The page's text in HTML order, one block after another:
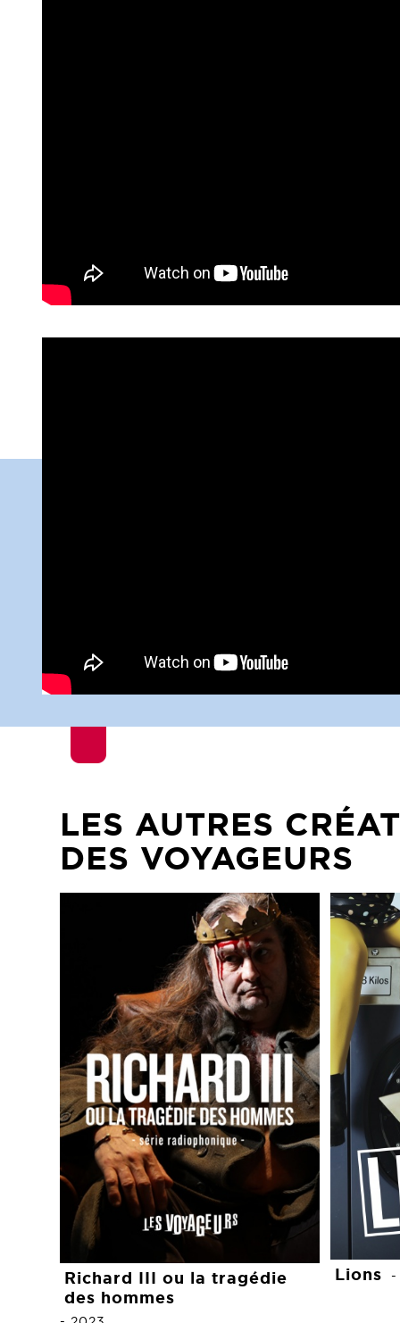
LES AUTRES
DES VOYAGEURS
Richard III ou la tragédie
des hommes
- 2023
Lions